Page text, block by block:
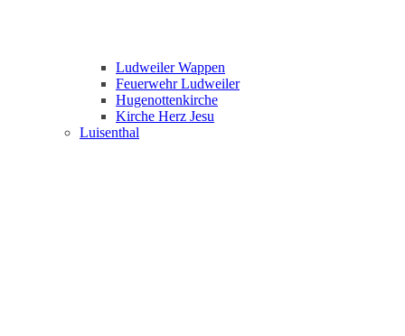
Ludweiler Wappen
Feuerwehr Ludweiler
Hugenottenkirche
Kirche Herz Jesu
Luisenthal